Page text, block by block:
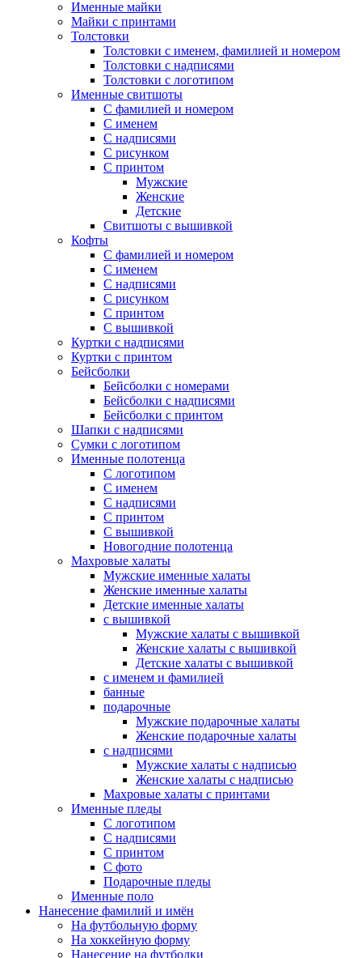
Именные майки
Майки с принтами
Толстовки
Толстовки с именем, фамилией и номером
Толстовки с надписями
Толстовки с логотипом
Именные свитшоты
С фамилией и номером
С именем
С надписями
С рисунком
С принтом
Мужские
Женские
Детские
Свитшоты с вышивкой
Кофты
С фамилией и номером
С именем
С надписями
С рисунком
С принтом
С вышивкой
Куртки с надписями
Куртки с принтом
Бейсболки
Бейсболки с номерами
Бейсболки с надписями
Бейсболки с принтом
Шапки с надписями
Сумки с логотипом
Именные полотенца
С логотипом
С именем
С надписями
С принтом
С вышивкой
Новогодние полотенца
Махровые халаты
Мужские именные халаты
Женские именные халаты
Детские именные халаты
с вышивкой
Мужские халаты с вышивкой
Женские халаты с вышивкой
Детские халаты с вышивкой
с именем и фамилией
банные
подарочные
Мужские подарочные халаты
Женские подарочные халаты
с надписями
Мужские халаты с надписью
Женские халаты с надписью
Махровые халаты с принтами
Именные пледы
С логотипом
С надписями
С принтом
С фото
Подарочные пледы
Именные поло
Нанесение фамилий и имён
На футбольную форму
На хоккейную форму
Нанесение на футболки